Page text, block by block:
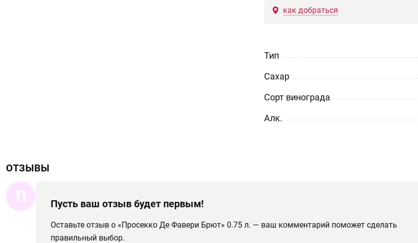
как добраться
Тип
Сахар
Сорт винограда
Aлк.
ОТЗЫВЫ
П Пусть ваш отзыв будет первым!
Оставьте отзыв о «Просекко Де Фавери Брют» 0.75 л. — ваш комментарий поможет сделать
правильный выбор.